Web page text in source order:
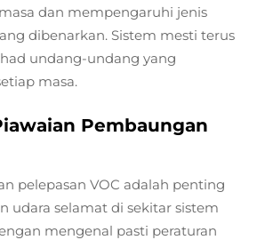
dan mempengaruhi jenis
dibenarkan. Sistem mesti terus
undang-undang yang
masa.
Pembaungan
pelepasan VOC adalah penting
udara selamat di sekitar sistem
mengenal pasti peraturan